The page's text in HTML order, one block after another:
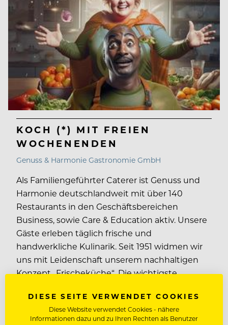
KOCH (*) MIT FREIEN
WOCHENENDEN
Genuss & Harmonie Gastronomie GmbH
Als Familiengeführter Caterer ist Genuss und
Harmonie deutschlandweit mit über 140
Restaurants in den Geschäftsbereichen
Business, sowie Care & Education aktiv. Unsere
Gäste erleben täglich frische und
handwerkliche Kulinarik. Seit 1951 widmen wir
uns mit Leidenschaft unserem nachhaltigen
Konzept „Frischeküche“. Die wichtigste
Mitarbeiter, die unsere Vision Tag für Tag…
DIESE SEITE VERWENDET COOKIES
Diese Website verwendet Cookies - nähere
Informationen dazu und zu Ihren Rechten als Benutzer